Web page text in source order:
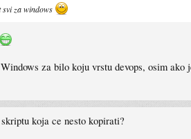
svi za windows
za bilo koju vrstu devops, osim
koja ce nesto kopirati?